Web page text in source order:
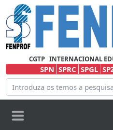
CGTP INTERNACIONAL
SPN SPRC SPGL